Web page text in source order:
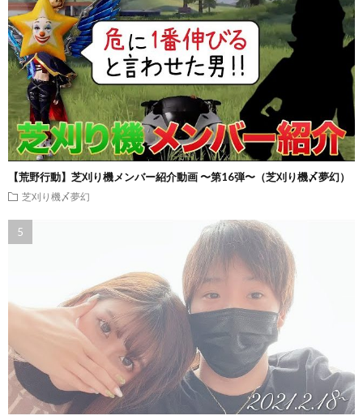
【荒野行動】芝刈り機メンバー紹介動画 〜第16弾〜（芝刈り機〆夢幻）
芝刈り機〆夢幻